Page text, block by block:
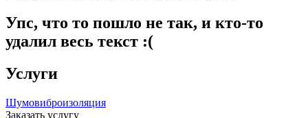
Упс, что то пошло не так, и кто-то
удалил весь текст :(
Услуги
Шумовиброизоляция
Заказать услугу